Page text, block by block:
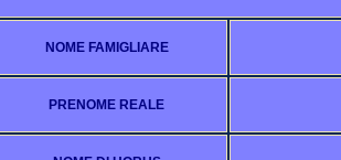
NOME FAMIGLIARE
PRENOME REALE